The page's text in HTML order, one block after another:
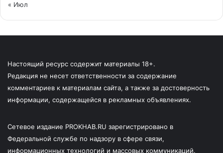
« Июл
Настоящий ресурс содержит материалы 18+.
Редакция не несет ответственности за содержание
комментариев к материалам сайта, а также за достоверность
информации, содержащейся в рекламных объявлениях.
Сетевое издание PROKHAB.RU зарегистрировано в
Федеральной службе по надзору в сфере связи,
информационных технологий и массовых коммуникаций.